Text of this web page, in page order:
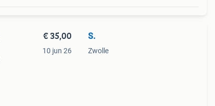
€ 35,00
10 jun 26
S.
Zwolle